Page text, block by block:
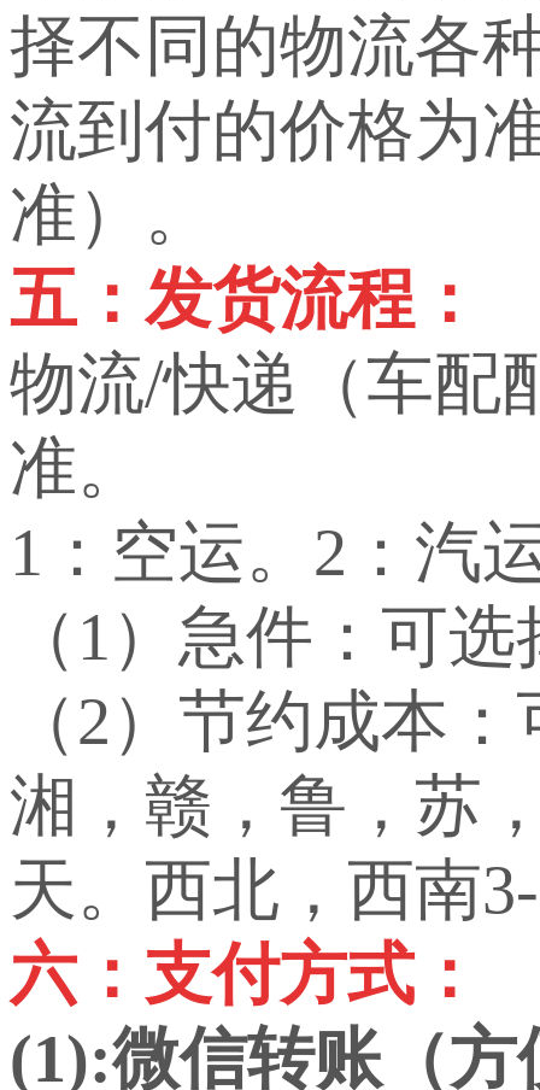
择不同的物流各
流到付的价格为
准）。
五：发货流程：
物流/快递（车配
准。
1：空运。2：汽
（1）急件：可
（2）节约成本
湘，赣，鲁，苏
天。西北，西南
六：支付方式：
(1):微信转账（方